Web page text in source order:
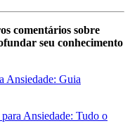
comentários sobre
seu conhecimento
Ansiedade: Guia
Ansiedade: Tudo o